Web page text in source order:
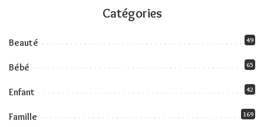
Catégories
Beauté 49
Bébé 65
Enfant 42
Famille 169